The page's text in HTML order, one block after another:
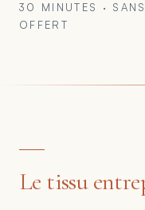
30 MINUTES ·
OFFERT
Le tissu